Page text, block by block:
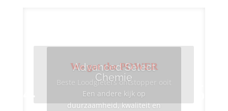
Advanced Select
Chemie
Een andere kijk op
duurzaamheid, kwaliteit en
We got the POWER
Beste Loodgieters ontstopper ooit